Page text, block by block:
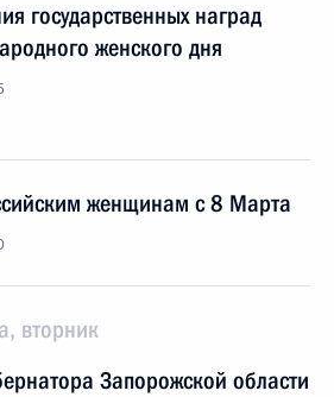
государственных наград
женского дня
женщинам с 8 Марта
вторник
Запорожской области